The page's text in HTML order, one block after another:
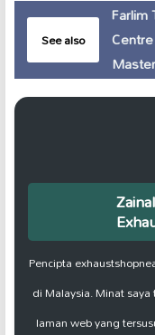
See also
Farlim
Pencipta
di Malaysia. Minat
laman web yang